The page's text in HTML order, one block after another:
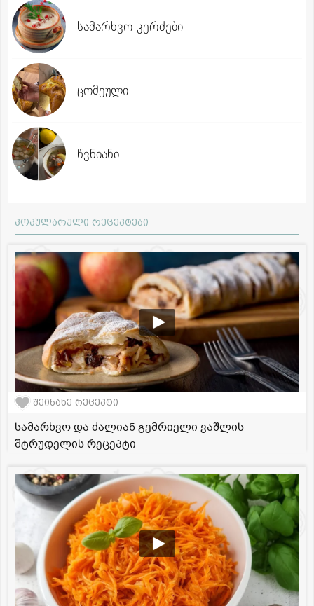
სამარხვო კერძები
ცომეული
წვნიანი
პოპულარული რეცეპტები
შეინახე რეცეპტი
სამარხვო და ძალიან გემრიელი ვაშლის
შტრუდელის რეცეპტი